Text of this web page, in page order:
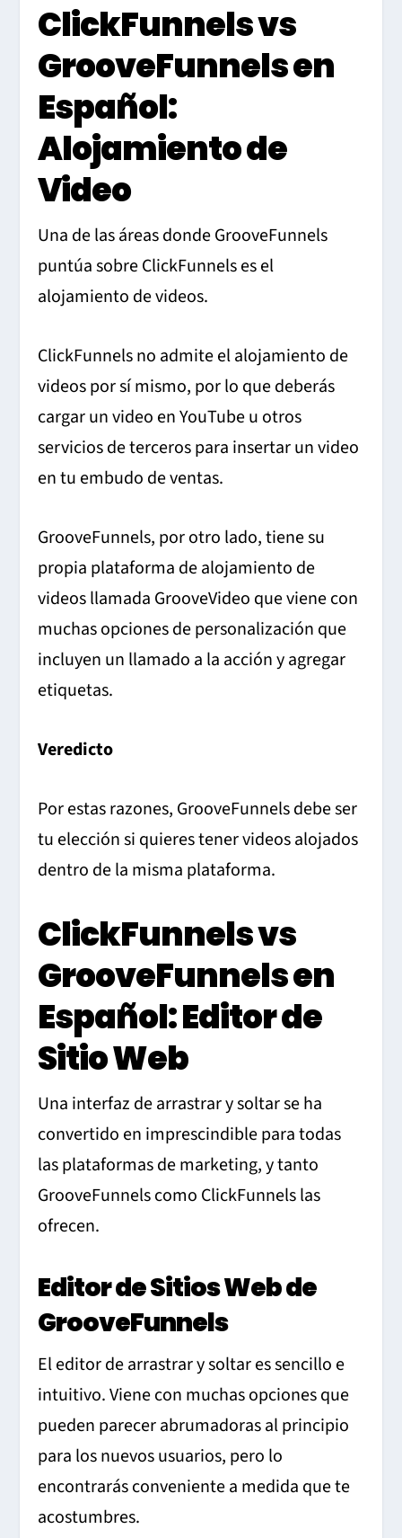
ClickFunnels vs
GrooveFunnels en
Español:
Alojamiento de
Video
Una de las áreas donde GrooveFunnels
puntúa sobre ClickFunnels es el
alojamiento de videos.
ClickFunnels no admite el alojamiento de
videos por sí mismo, por lo que deberás
cargar un video en YouTube u otros
servicios de terceros para insertar un video
en tu embudo de ventas.
GrooveFunnels, por otro lado, tiene su
propia plataforma de alojamiento de
videos llamada GrooveVideo que viene con
muchas opciones de personalización que
incluyen un llamado a la acción y agregar
etiquetas.
Veredicto
Por estas razones, GrooveFunnels debe ser
tu elección si quieres tener videos alojados
dentro de la misma plataforma.
ClickFunnels vs
GrooveFunnels en
Español: Editor de
Sitio Web
Una interfaz de arrastrar y soltar se ha
convertido en imprescindible para todas
las plataformas de marketing, y tanto
GrooveFunnels como ClickFunnels las
ofrecen.
Editor de Sitios Web de
GrooveFunnels
El editor de arrastrar y soltar es sencillo e
intuitivo. Viene con muchas opciones que
pueden parecer abrumadoras al principio
para los nuevos usuarios, pero lo
encontrarás conveniente a medida que te
acostumbres.